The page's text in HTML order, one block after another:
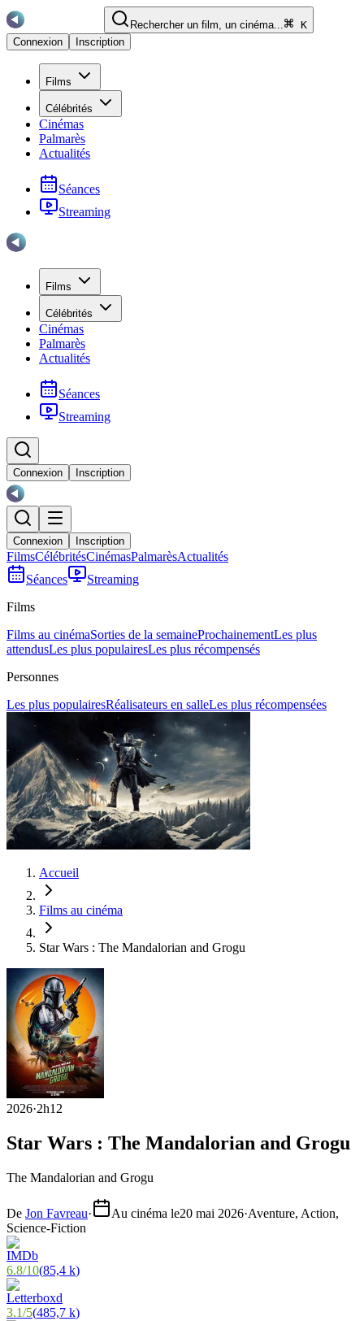
Rechercher un film, un cinéma...
K
Connexion
Inscription
Films
Célébrités
Cinémas
Palmarès
Actualités
Séances
Streaming
Films
Célébrités
Cinémas
Palmarès
Actualités
Séances
Streaming
Connexion Inscription
Connexion Inscription
FilmsCélébritésCinémasPalmarèsActualités
Séances
Streaming
Films
Films au cinémaSorties de la semaineProchainementLes plus
attendusLes plus populairesLes plus récompensés
Personnes
Les plus populairesRéalisateurs en salleLes plus récompensées
Accueil
Films au cinéma
Star Wars : The Mandalorian and Grogu
2026·2h12
Star Wars : The Mandalorian and Grogu
The Mandalorian and Grogu
De Jon Favreau· Au cinéma le20 mai 2026·Aventure, Action,
Science-Fiction
6.8/10(85,4 k)
3.1/5(485,7 k)